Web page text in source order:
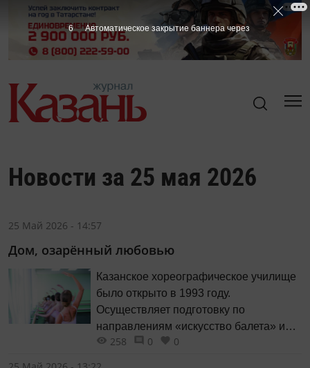
Новости за 25 мая 2026
25 Май 2026 - 14:57
Дом, озарённый любовью
Казанское хореографическое училище
было открыто в 1993 году.
Осуществляет подготовку по
направлениям «искусство балета» и
«искусство танца» (народно-
258 0
0
6 Автоматическое закрытие баннера через